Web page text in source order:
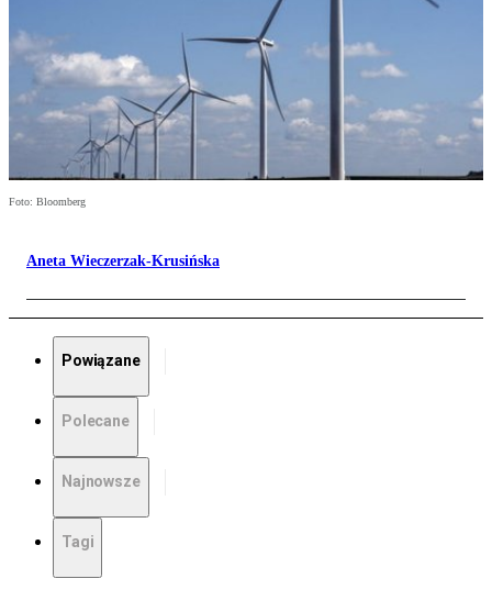
Foto: Bloomberg
Aneta Wieczerzak-Krusińska
Powiązane
Polecane
Najnowsze
Tagi